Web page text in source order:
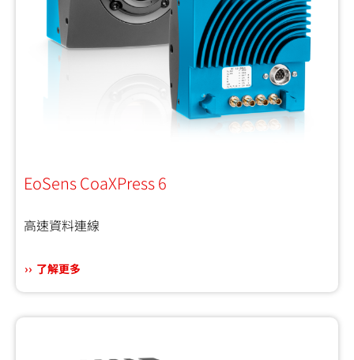
EoSens CoaXPress 6
高速資料連線
了解更多